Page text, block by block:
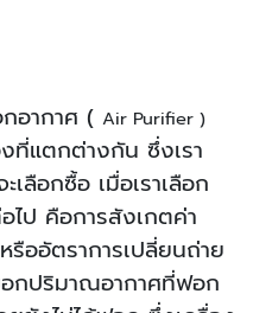
อากาศ ( Air Purifier )
ที่แตกต่างกัน ซึ่งเรา
ลือกซื้อ เมื่อเราเลือก
ไป คือการสังเกตค่า
หรืออัตราการเปลี่ยนถ่าย
อกปริมาณอากาศที่ฟอก